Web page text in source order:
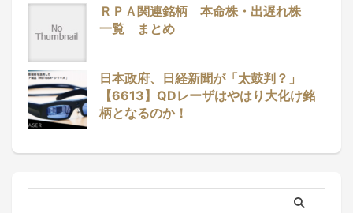
ＲＰＡ関連銘柄 本命株・出遅れ株
一覧 まとめ
日本政府、日経新聞が「太鼓判？」
【6613】QDレーザはやはり大化け銘
柄となるのか！